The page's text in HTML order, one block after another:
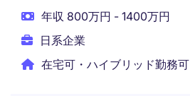
年収 800万円 - 1400万円
日系企業
在宅可・ハイブリッド勤務可